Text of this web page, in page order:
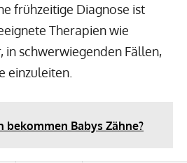
frühzeitige Diagnose ist
Therapien wie
in schwerwiegenden Fällen,
einzuleiten.
bekommen Babys Zähne?